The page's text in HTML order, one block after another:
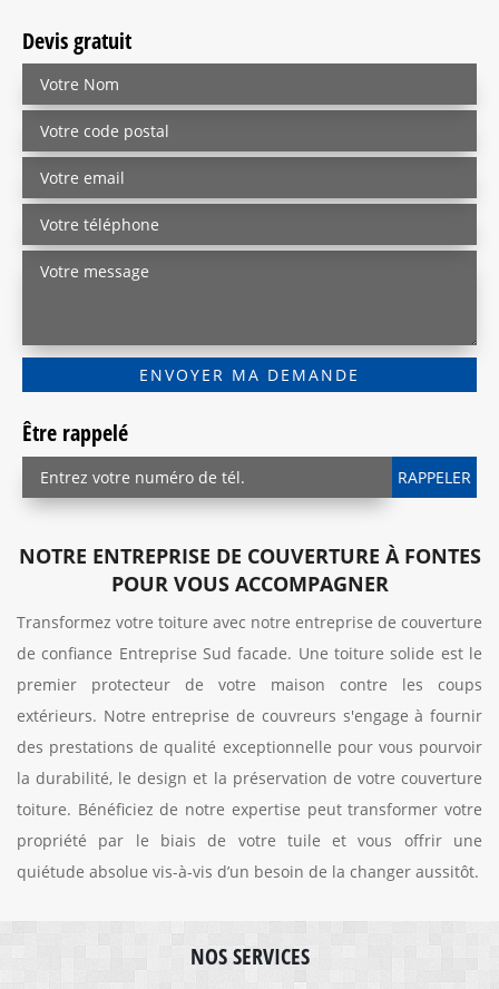
Devis gratuit
Être rappelé
NOTRE ENTREPRISE DE COUVERTURE À FONTES
POUR VOUS ACCOMPAGNER
Transformez votre toiture avec notre entreprise de couverture
de confiance Entreprise Sud facade. Une toiture solide est le
premier protecteur de votre maison contre les coups
extérieurs. Notre entreprise de couvreurs s'engage à fournir
des prestations de qualité exceptionnelle pour vous pourvoir
la durabilité, le design et la préservation de votre couverture
toiture. Bénéficiez de notre expertise peut transformer votre
propriété par le biais de votre tuile et vous offrir une
quiétude absolue vis-à-vis d’un besoin de la changer aussitôt.
NOS SERVICES